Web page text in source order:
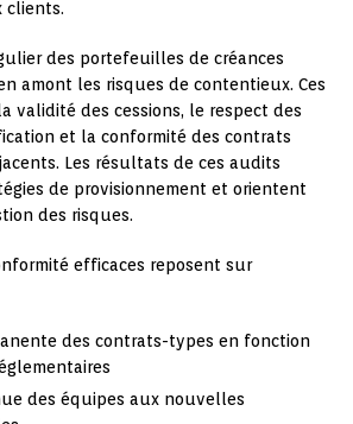
clients.
des portefeuilles de créances
amont les risques de contentieux. Ces
validité des cessions, le respect des
et la conformité des contrats
Les résultats de ces audits
de provisionnement et orientent
des risques.
efficaces reposent sur
des contrats-types en fonction
des équipes aux nouvelles